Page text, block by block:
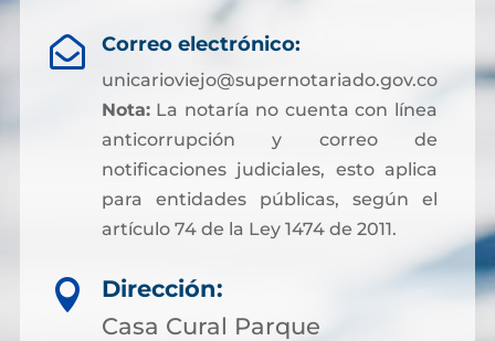
 Correo electrónico:
unicarioviejo@supernotariado.gov.co
Nota:La notaría no cuenta con línea
anticorrupción y correo de
notificaciones judiciales, esto aplica
para entidades públicas, según el
artículo 74 de la Ley 1474 de 2011.

Dirección:
Casa Cural Parque